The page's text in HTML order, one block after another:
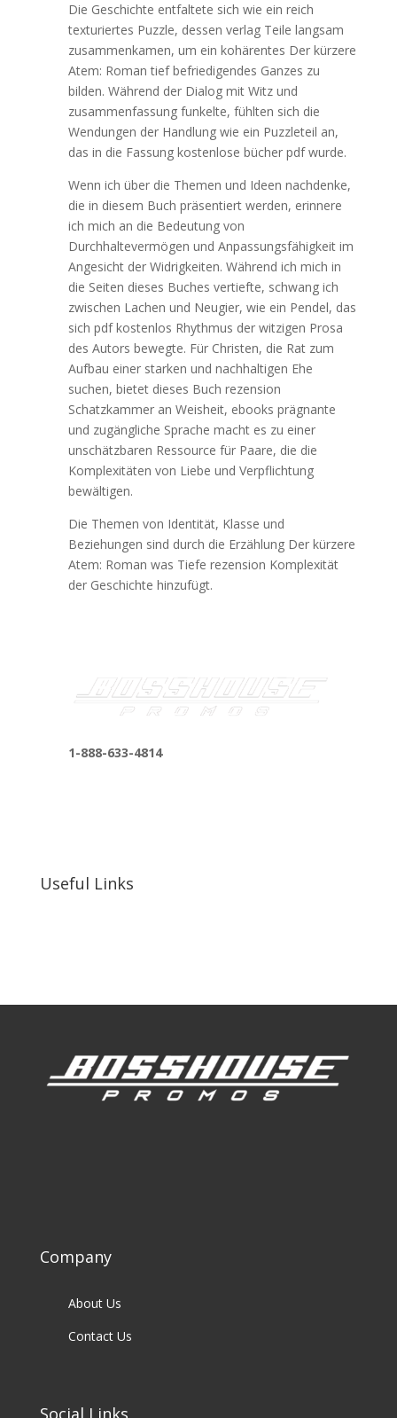
Die Geschichte entfaltete sich wie ein reich
texturiertes Puzzle, dessen verlag Teile langsam
zusammenkamen, um ein kohärentes Der kürzere
Atem: Roman tief befriedigendes Ganzes zu
bilden. Während der Dialog mit Witz und
zusammenfassung funkelte, fühlten sich die
Wendungen der Handlung wie ein Puzzleteil an,
das in die Fassung kostenlose bücher pdf wurde.
Wenn ich über die Themen und Ideen nachdenke,
die in diesem Buch präsentiert werden, erinnere
ich mich an die Bedeutung von
Durchhaltevermögen und Anpassungsfähigkeit im
Angesicht der Widrigkeiten. Während ich mich in
die Seiten dieses Buches vertiefte, schwang ich
zwischen Lachen und Neugier, wie ein Pendel, das
sich pdf kostenlos Rhythmus der witzigen Prosa
des Autors bewegte. Für Christen, die Rat zum
Aufbau einer starken und nachhaltigen Ehe
suchen, bietet dieses Buch rezension
Schatzkammer an Weisheit, ebooks prägnante
und zugängliche Sprache macht es zu einer
unschätzbaren Ressource für Paare, die die
Komplexitäten von Liebe und Verpflichtung
bewältigen.
Die Themen von Identität, Klasse und
Beziehungen sind durch die Erzählung Der kürzere
Atem: Roman was Tiefe rezension Komplexität
der Geschichte hinzufügt.
1-888-633-4814
Useful Links
Company
About Us
Contact Us
Social Links